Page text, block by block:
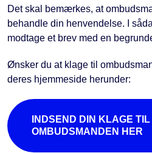
Det skal bemærkes, at
behandle din henvendelse. I
modtage et brev med en
Ønsker du at klage til
deres hjemmeside herunder:
INDSEND DIN KLAGE TIL
OMBUDSMANDEN HER